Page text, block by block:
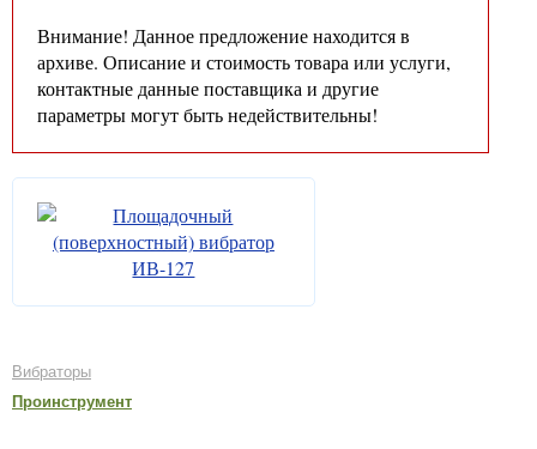
Внимание! Данное предложение находится в
архиве. Описание и стоимость товара или услуги,
контактные данные поставщика и другие
параметры могут быть недействительны!
Вибраторы
Проинструмент